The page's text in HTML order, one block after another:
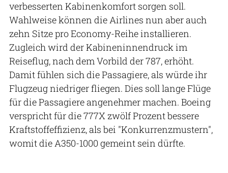
verbesserten Kabinenkomfort sorgen soll.
Wahlweise können die Airlines nun aber auch
zehn Sitze pro Economy-Reihe installieren.
Zugleich wird der Kabineninnendruck im
Reiseflug, nach dem Vorbild der 787, erhöht.
Damit fühlen sich die Passagiere, als würde ihr
Flugzeug niedriger fliegen. Dies soll lange Flüge
für die Passagiere angenehmer machen. Boeing
verspricht für die 777X zwölf Prozent bessere
Kraftstoffeffizienz, als bei "Konkurrenzmustern",
womit die A350-1000 gemeint sein dürfte.